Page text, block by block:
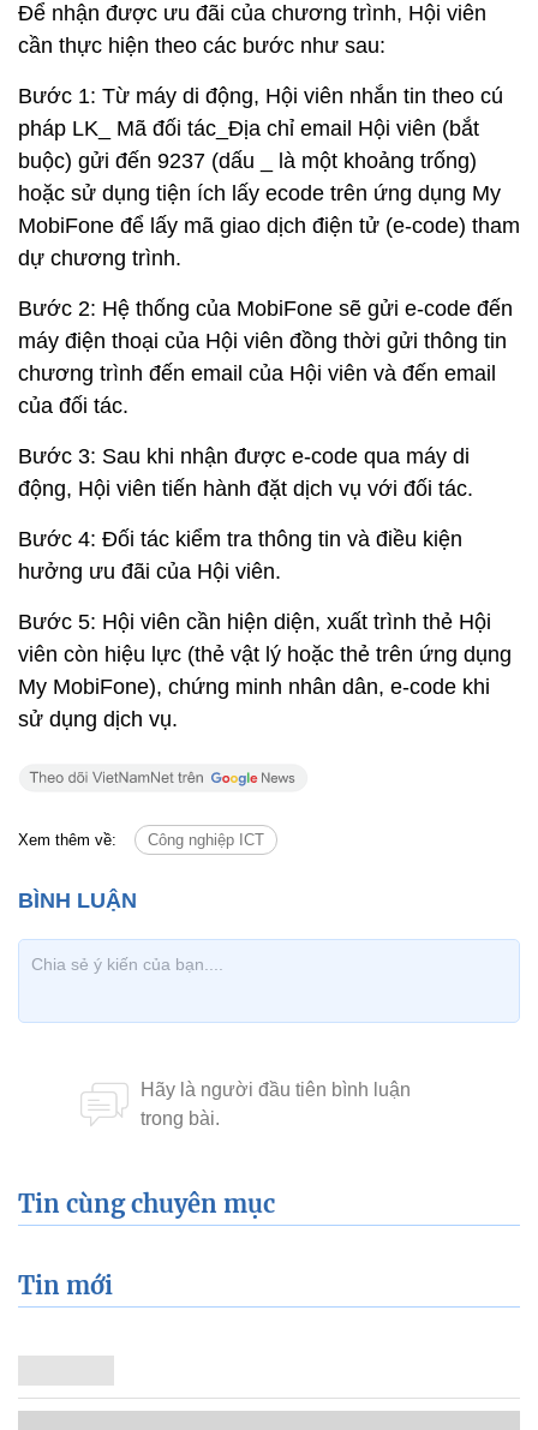
Để nhận được ưu đãi của chương trình, Hội viên
cần thực hiện theo các bước như sau:
Bước 1: Từ máy di động, Hội viên nhắn tin theo cú
pháp LK_ Mã đối tác_Địa chỉ email Hội viên (bắt
buộc) gửi đến 9237 (dấu _ là một khoảng trống)
hoặc sử dụng tiện ích lấy ecode trên ứng dụng My
MobiFone để lấy mã giao dịch điện tử (e-code) tham
dự chương trình.
Bước 2: Hệ thống của MobiFone sẽ gửi e-code đến
máy điện thoại của Hội viên đồng thời gửi thông tin
chương trình đến email của Hội viên và đến email
của đối tác.
Bước 3: Sau khi nhận được e-code qua máy di
động, Hội viên tiến hành đặt dịch vụ với đối tác.
Bước 4: Đối tác kiểm tra thông tin và điều kiện
hưởng ưu đãi của Hội viên.
Bước 5: Hội viên cần hiện diện, xuất trình thẻ Hội
viên còn hiệu lực (thẻ vật lý hoặc thẻ trên ứng dụng
My MobiFone), chứng minh nhân dân, e-code khi
sử dụng dịch vụ.
Xem thêm về: Công nghiệp ICT
Tin cùng chuyên mục
Tin mới